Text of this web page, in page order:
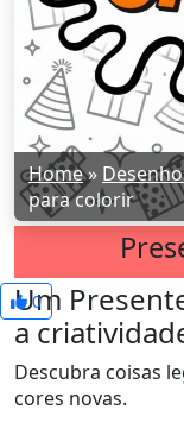
Home»
para colorir
0
Um
a
Descubra coisas
cores novas.